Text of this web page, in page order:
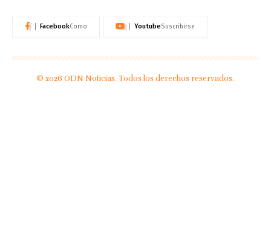
FacebookComo YoutubeSuscribirse
© 2026 ODN Noticias. Todos los derechos reservados.